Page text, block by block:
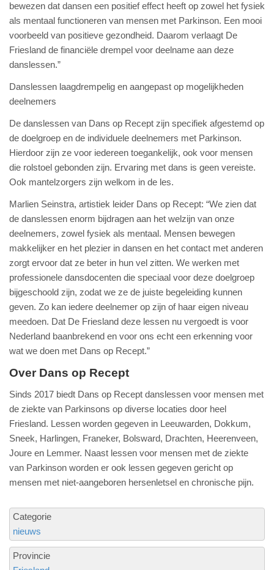
bewezen dat dansen een positief effect heeft op zowel het fysiek
als mentaal functioneren van mensen met Parkinson. Een mooi
voorbeeld van positieve gezondheid. Daarom verlaagt De
Friesland de financiële drempel voor deelname aan deze
danslessen.”
Danslessen laagdrempelig en aangepast op mogelijkheden
deelnemers
De danslessen van Dans op Recept zijn specifiek afgestemd op
de doelgroep en de individuele deelnemers met Parkinson.
Hierdoor zijn ze voor iedereen toegankelijk, ook voor mensen
die rolstoel gebonden zijn. Ervaring met dans is geen vereiste.
Ook mantelzorgers zijn welkom in de les.
Marlien Seinstra, artistiek leider Dans op Recept: “We zien dat
de danslessen enorm bijdragen aan het welzijn van onze
deelnemers, zowel fysiek als mentaal. Mensen bewegen
makkelijker en het plezier in dansen en het contact met anderen
zorgt ervoor dat ze beter in hun vel zitten. We werken met
professionele dansdocenten die speciaal voor deze doelgroep
bijgeschoold zijn, zodat we ze de juiste begeleiding kunnen
geven. Zo kan iedere deelnemer op zijn of haar eigen niveau
meedoen. Dat De Friesland deze lessen nu vergoedt is voor
Nederland baanbrekend en voor ons echt een erkenning voor
wat we doen met Dans op Recept.”
Over Dans op Recept
Sinds 2017 biedt Dans op Recept danslessen voor mensen met
de ziekte van Parkinsons op diverse locaties door heel
Friesland. Lessen worden gegeven in Leeuwarden, Dokkum,
Sneek, Harlingen, Franeker, Bolsward, Drachten, Heerenveen,
Joure en Lemmer. Naast lessen voor mensen met de ziekte
van Parkinson worden er ook lessen gegeven gericht op
mensen met niet-aangeboren hersenletsel en chronische pijn.
Categorie
nieuws
Provincie